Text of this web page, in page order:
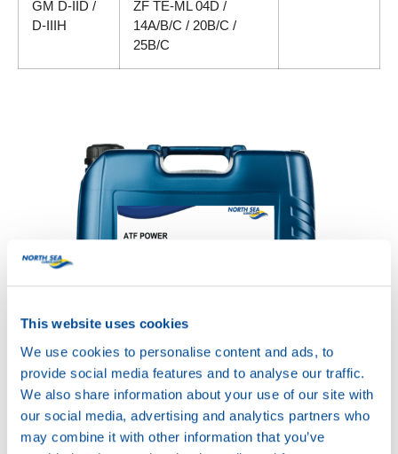
This website uses cookies
We use cookies to personalise content and ads, to
provide social media features and to analyse our traffic.
We also share information about your use of our site with
our social media, advertising and analytics partners who
may combine it with other information that you’ve
GM D-IID /
D-IIIH
ZF TE-ML 04D /
14A/B/C / 20B/C /
25B/C
ATF POWER ECOMAT
Productsheet
Safetysheet
Where to buy?